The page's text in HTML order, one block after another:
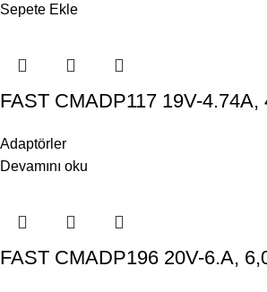
Sepete Ekle
FAST CMADP117 19V-
Adaptörler
Devamını oku
FAST CMADP196 20V-6.A,